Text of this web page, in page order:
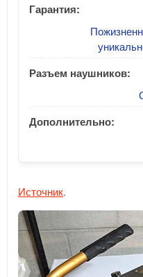
Гарантия:
Разъем наушников:
Дополнительно:
Источник.